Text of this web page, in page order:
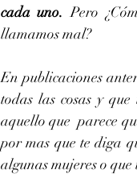
cada uno. Pero
llamamos mal?
En publicaciones
todas las cosas y
aquello que  parece
por mas que te diga
algunas mujeres o que